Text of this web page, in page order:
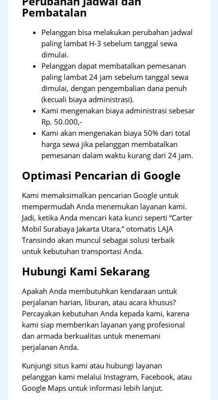
Pembatalan
Pelanggan bisa melakukan perubahan jadwal
paling lambat H-3 sebelum tanggal sewa
dimulai.
Pelanggan dapat membatalkan pemesanan
paling lambat 24 jam sebelum tanggal sewa
dimulai, dengan pengembalian dana penuh
(kecuali biaya administrasi).
Kami mengenakan biaya administrasi sebesar
Rp. 50.000,-
Kami akan mengenakan biaya 50% dari total
harga sewa jika pelanggan membatalkan
pemesanan dalam waktu kurang dari 24 jam.
Optimasi Pencarian di Google
Kami memaksimalkan pencarian Google untuk
mempermudah Anda menemukan layanan kami.
Jadi, ketika Anda mencari kata kunci seperti “Carter
Mobil Surabaya Jakarta Utara,” otomatis LAJA
Transindo akan muncul sebagai solusi terbaik
untuk kebutuhan transportasi Anda.
Hubungi Kami Sekarang
Apakah Anda membutuhkan kendaraan untuk
perjalanan harian, liburan, atau acara khusus?
Percayakan kebutuhan Anda kepada kami, karena
kami siap memberikan layanan yang profesional
dan armada berkualitas untuk menemani
perjalanan Anda.
Kunjungi situs kami atau hubungi layanan
pelanggan kami melalui Instagram, Facebook, atau
Google Maps untuk informasi lebih lanjut.